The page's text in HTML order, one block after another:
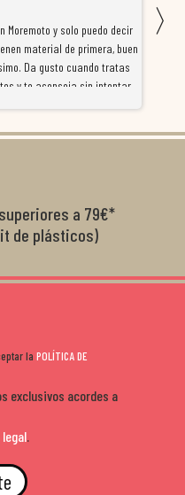
Moremoto y solo puedo decir
material de primera, buen
Da gusto cuando tratas
y te aconseja sin intentar
que hacen. Si te gusta la
rollo. ??️
años
〉
a 79€*
de plásticos)
la POLÍTICA DE
exclusivos acordes a
.